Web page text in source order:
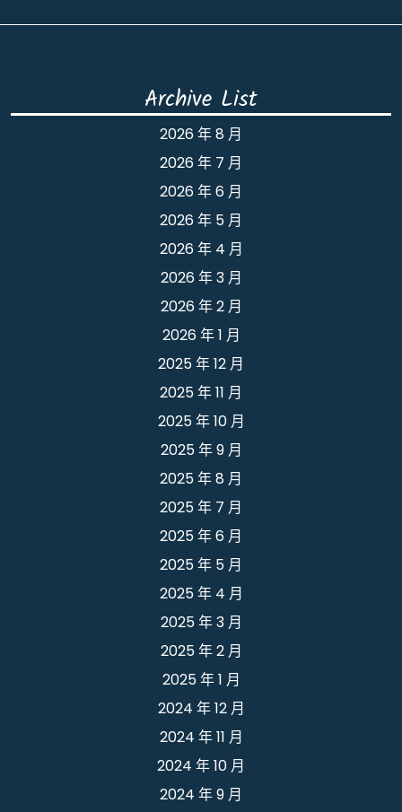
Archive List
2026 年 8 月
2026 年 7 月
2026 年 6 月
2026 年 5 月
2026 年 4 月
2026 年 3 月
2026 年 2 月
2026 年 1 月
2025 年 12 月
2025 年 11 月
2025 年 10 月
2025 年 9 月
2025 年 8 月
2025 年 7 月
2025 年 6 月
2025 年 5 月
2025 年 4 月
2025 年 3 月
2025 年 2 月
2025 年 1 月
2024 年 12 月
2024 年 11 月
2024 年 10 月
2024 年 9 月